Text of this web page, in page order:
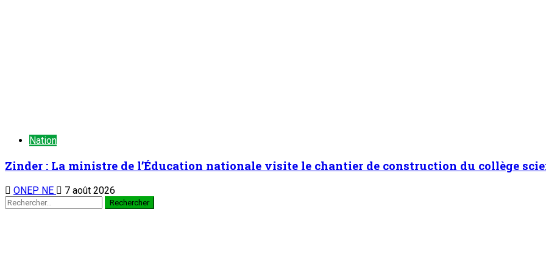
Nation
Zinder : La ministre de l’Éducation nationale visite le chantier de construction du collège
ONEP NE 7 août 2026